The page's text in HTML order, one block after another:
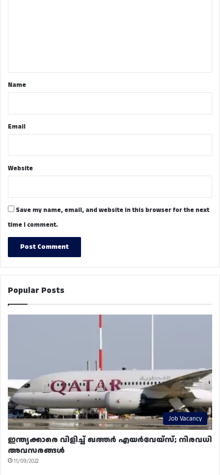
*Name
Email
Website
Save my name, email, and website in this browser for the next
time I comment.
Popular Posts
Job Vacancy
ഇന്ത്യക്കാരെ വിളിച്ച് ഖത്തർ എയർവേയ്‌സ്; നിരവധി
അവസരങ്ങൾ
11/09/2022